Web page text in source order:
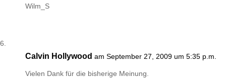
Wilm_S
Calvin Hollywood am September 27, 2009 um 5:35 p.m.
Vielen Dank für die bisherige Meinung.